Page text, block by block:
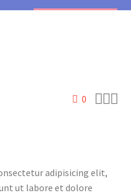
0 
adipisicing elit,
ut labore et dolore